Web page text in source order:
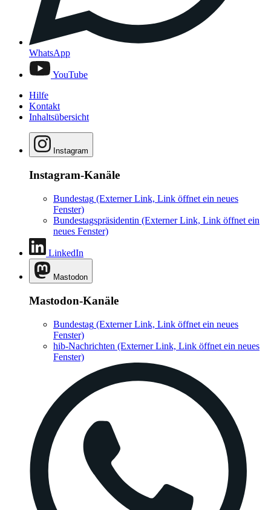
WhatsApp
YouTube
Hilfe
Kontakt
Inhaltsübersicht
Instagram
Instagram-Kanäle
Bundestag (Externer Link, Link öffnet ein neues
Fenster)
Bundestagspräsidentin (Externer Link, Link öffnet ein
neues Fenster)
LinkedIn
Mastodon
Mastodon-Kanäle
Bundestag (Externer Link, Link öffnet ein neues
Fenster)
hib-Nachrichten (Externer Link, Link öffnet ein neues
Fenster)